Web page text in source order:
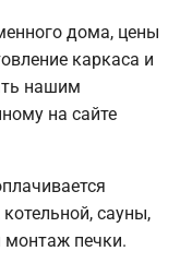
дома, цены
каркаса и
нашим
на сайте
сауны,
монтаж печки.